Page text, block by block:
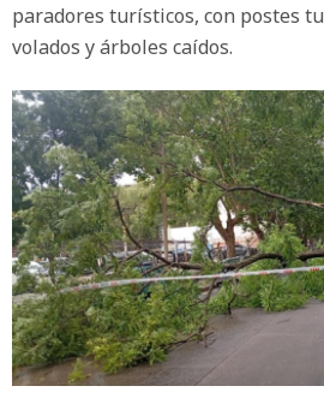
paradores turísticos, con postes
volados y árboles caídos.